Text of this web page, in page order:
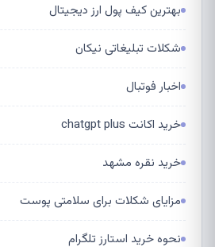
بهترین کیف پول ارز دیجیتال
شکلات تبلیغاتی نیکان
اخبار فوتبال
خرید اکانت chatgpt plus
خرید نقره مشهد
مزایای شکلات برای سلامتی پوست
نحوه خرید استارز تلگرام